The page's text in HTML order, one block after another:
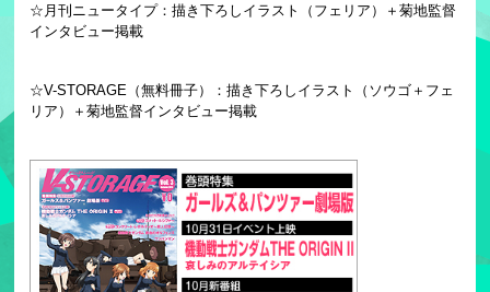
☆月刊ニュータイプ：描き下ろしイラスト（フェリア）＋菊地監督
インタビュー掲載
☆V-STORAGE（無料冊子）：描き下ろしイラスト（ソウゴ＋フェ
リア）＋菊地監督インタビュー掲載